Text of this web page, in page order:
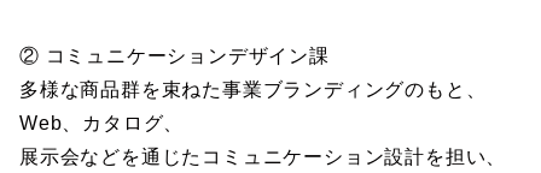
② コミュニケーションデザイン課
多様な商品群を束ねた事業ブランディングのもと、
Web、カタログ、
展示会などを通じたコミュニケーション設計を担い、